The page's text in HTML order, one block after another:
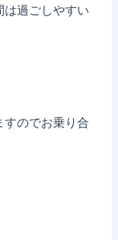
は過ごしやすい
すのでお乗り合